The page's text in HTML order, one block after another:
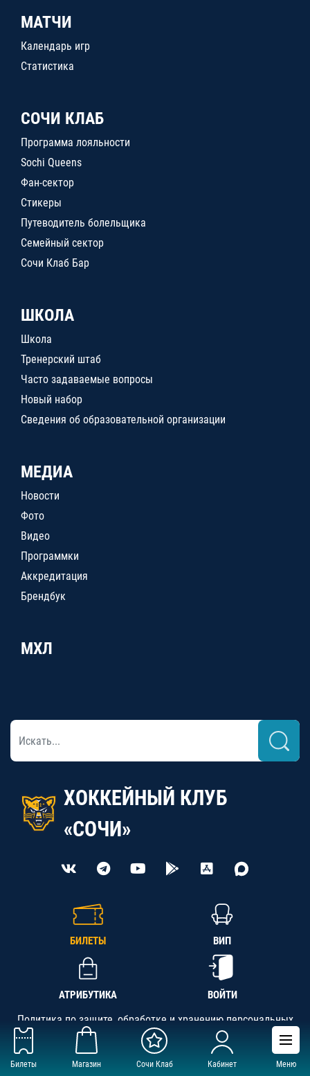
Билеты Магазин Сочи Клаб Кабинет Меню
МАТЧИ
Календарь игр
Статистика
СОЧИ КЛАБ
Программа лояльности
Sochi Queens
Фан-сектор
Стикеры
Путеводитель болельщика
Семейный сектор
Сочи Клаб Бар
ШКОЛА
Школа
Тренерский штаб
Часто задаваемые вопросы
Новый набор
Сведения об образовательной организации
МЕДИА
Новости
Фото
Видео
Программки
Аккредитация
Брендбук
МХЛ
ХОККЕЙНЫЙ КЛУБ
«СОЧИ»
БИЛЕТЫ ВИП
АТРИБУТИКА ВОЙТИ
Политика по защите, обработке и хранению персональных
данных
АНО «СК «Кубань-Регион», ОГРН 1142300002349,